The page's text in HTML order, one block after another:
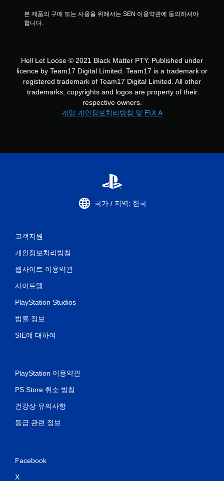
본 제품의 구매 또는 사용을 위해서는 SEN 이용약관에 동의하셔야
합니다.
Hell Let Loose © 2021 Black Matter PTY. Published under
licence by Team17 Digital Limited. Team17 is a trademark or
registered trademark of Team17 Digital Limited. All other
trademarks, copyrights and logos are property of their
respective owners.
게임 개인정보처리방침 및 EULA
국가 / 지역: 한국
고객지원
개인정보처리방침
웹사이트 이용약관
사이트맵
PlayStation Studios
법률 정보
SIE에 대하여
PlayStation 이용약관
PS Store 취소 방침
건강상 유의사항
등급 관련 정보
Facebook
X